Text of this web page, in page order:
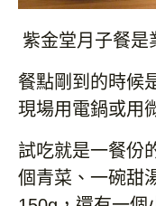
紫金堂月子餐是
餐點剛到的時候
現場用電鍋或用
試吃就是一餐份
個青菜、一碗甜